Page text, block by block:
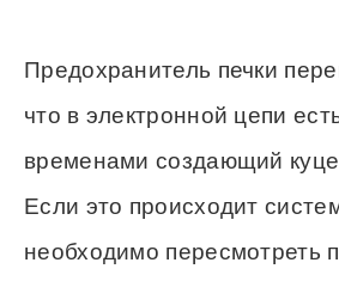
Предохранитель печки
что в электронной цепи
временами создающий
Если это происходит
необходимо пересмотреть